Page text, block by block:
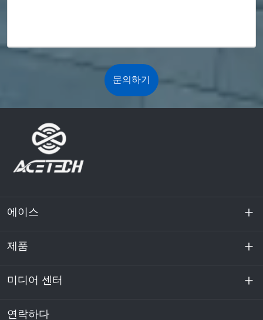
문의하기
에이스
회사 소개
지속 가능성
제품
에너지 저장
데이터센터 및 서버실
미디어 센터
소식
연락하다